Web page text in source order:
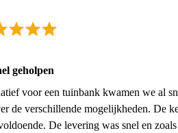
geholpen
voor een tuinbank kwamen we al
de verschillende mogelijkheden. De
De levering was snel en